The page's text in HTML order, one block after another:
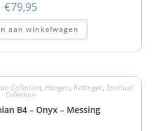
€79,95
aan winkelwagen
Collection, Hangers, Kettingen, Spiritual
Collection
B4 – Onyx – Messing